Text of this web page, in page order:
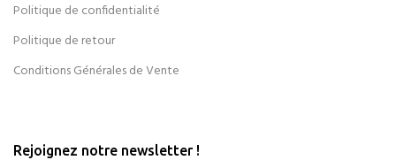
Politique de confidentialité
Politique de retour
Conditions Générales de Vente
Rejoignez notre newsletter !